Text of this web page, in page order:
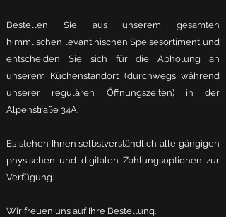
Bestellen Sie aus unserem gesamten
himmlischen levantinischen Speisesortiment und
entscheiden Sie sich für die Abholung an
unserem Küchenstandort (durchwegs während
unserer regulären Öffnungszeiten) in der
Alpenstraße 34A.
Es stehen Ihnen selbstverständlich alle gängigen
physischen und digitalen Zahlungsoptionen zur
Verfügung.
Wir freuen uns auf Ihre Bestellung.